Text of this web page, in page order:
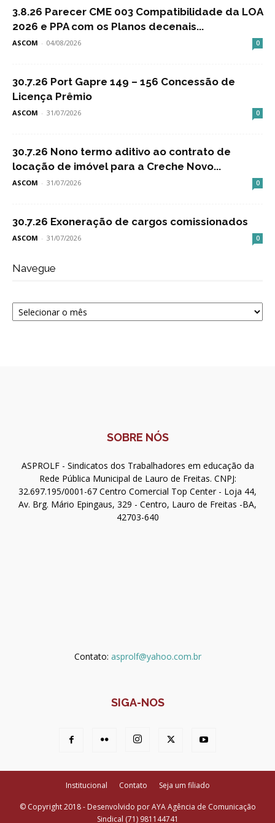
3.8.26 Parecer CME 003 Compatibilidade da LOA
2026 e PPA com os Planos decenais...
ASCOM - 04/08/2026 0
30.7.26 Port Gapre 149 – 156 Concessão de
Licença Prêmio
ASCOM - 31/07/2026 0
30.7.26 Nono termo aditivo ao contrato de
locação de imóvel para a Creche Novo...
ASCOM - 31/07/2026 0
30.7.26 Exoneração de cargos comissionados
ASCOM - 31/07/2026 0
Navegue
Navegue
SOBRE NÓS
ASPROLF - Sindicatos dos Trabalhadores em educação da
Rede Pública Municipal de Lauro de Freitas. CNPJ:
32.697.195/0001-67 Centro Comercial Top Center - Loja 44,
Av. Brg. Mário Epingaus, 329 - Centro, Lauro de Freitas -BA,
42703-640
Contato: asprolf@yahoo.com.br
SIGA-NOS
Institucional Contato Seja um filiado
© Copyright 2018 - Desenvolvido por AYA Agência de Comunicação
Sindical (71) 981144741